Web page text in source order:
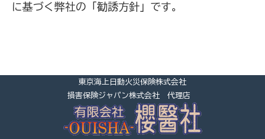
に基づく弊社の「勧誘方針」です。
東京海上日動火災保険株式会社
損害保険ジャパン株式会社 代理店